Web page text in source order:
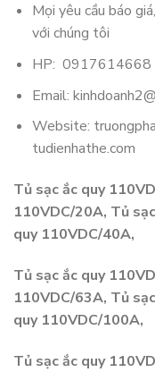
Mọi yêu cầu báo
với chúng tôi
HP: 0917614668
Email:
Website:
tudienhathe.com
Tủ sạc ắc quy
110VDC/20A, Tủ
quy 110VDC/40A,
Tủ sạc ắc quy
110VDC/63A, Tủ
quy 110VDC/100A,
Tủ sạc ắc quy